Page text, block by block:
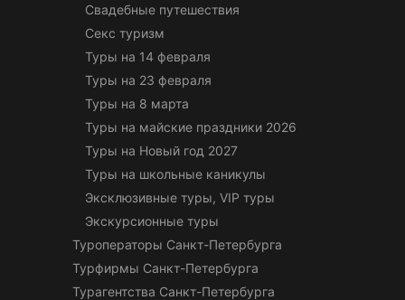
Свадебные путешествия
Секс туризм
Туры на 14 февраля
Туры на 23 февраля
Туры на 8 марта
Туры на майские праздники 2026
Туры на Новый год 2027
Туры на школьные каникулы
Эксклюзивные туры, VIP туры
Экскурсионные туры
Туроператоры Санкт-Петербурга
Турфирмы Санкт-Петербурга
Турагентства Санкт-Петербурга